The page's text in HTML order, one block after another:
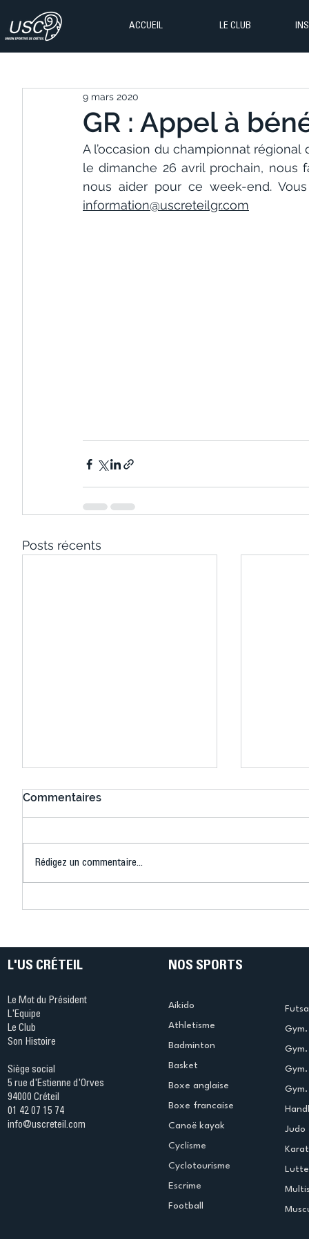
ACCUEIL LE CLUB
GR : Appel à
9 mars 2020
A l’occasion du championnat
le dimanche 26 avril prochain, nous
information@uscreteilgr.com
Posts récents
Ping ? Quand le tennis de
termine
Commentaires
Rédigez un commentaire...
L'US CRÉTEIL
Le Mot du Président
L'Equipe
Le Club
Son Histoire
Siège social
5 rue d'Estienne d'Orves
94000 Créteil
01 42 07 15 74
info@uscreteil.com
NOS SPORTS
Aikido
Athletisme
Badminton
Basket
Boxe anglaise
Boxe francaise
Canoë kayak
Cyclisme
Cyclotourisme
Escrime
Football
Judo
Lutte